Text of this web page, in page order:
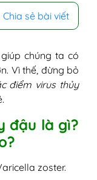
hiểm
zona
Chia sẻ bài viết
chúng ta có
Vì thế, đừng bỏ
điểm virus thủy
đậu là gì?
zoster.